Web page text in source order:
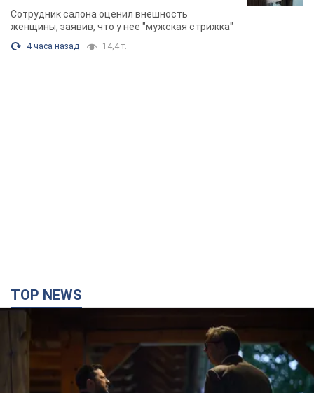
химиотерапии, разгорелся скандал.
Фото
Сотрудник салона оценил внешность
женщины, заявив, что у нее "мужская стрижка"
4 часа назад 14,4 т.
TOP NEWS